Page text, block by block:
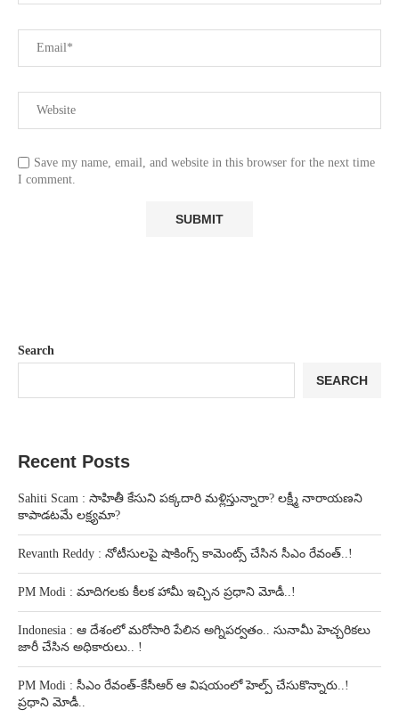
Save my name, email, and website in this browser for the next time
I comment.
Search
SEARCH
Recent Posts
Sahiti Scam : సాహితీ కేసుని పక్కదారి మళ్లిస్తున్నారా? లక్ష్మీ నారాయణని
కాపాడటమే లక్ష్యమా?
Revanth Reddy : నోటీసులపై షాకింగ్స్ కామెంట్స్ చేసిన సీఎం రేవంత్..!
PM Modi : మాదిగలకు కీలక హామీ ఇచ్చిన ప్రధాని మోడీ..!
Indonesia : ఆ దేశంలో మరోసారి పేలిన అగ్నిపర్వతం.. సునామీ హెచ్చరికలు
జారీ చేసిన అధికారులు.. !
PM Modi : సీఎం రేవంత్-కేసీఆర్ ఆ విషయంలో హెల్ప్ చేసుకొన్నారు..!
ప్రధాని మోడీ..